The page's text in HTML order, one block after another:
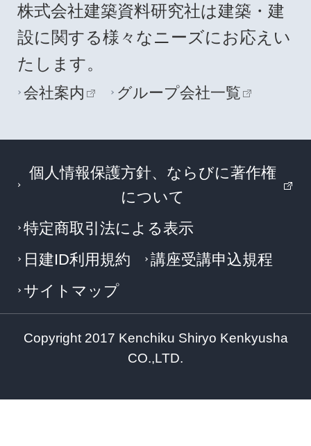
株式会社建築資料研究社は建築・建
設に関する様々なニーズにお応えい
たします。
会社案内 グループ会社一覧
個人情報保護方針、ならびに著作権
について
特定商取引法による表示
日建ID利用規約
講座受講申込規程
サイトマップ
Copyright 2017 Kenchiku Shiryo Kenkyusha
CO.,LTD.